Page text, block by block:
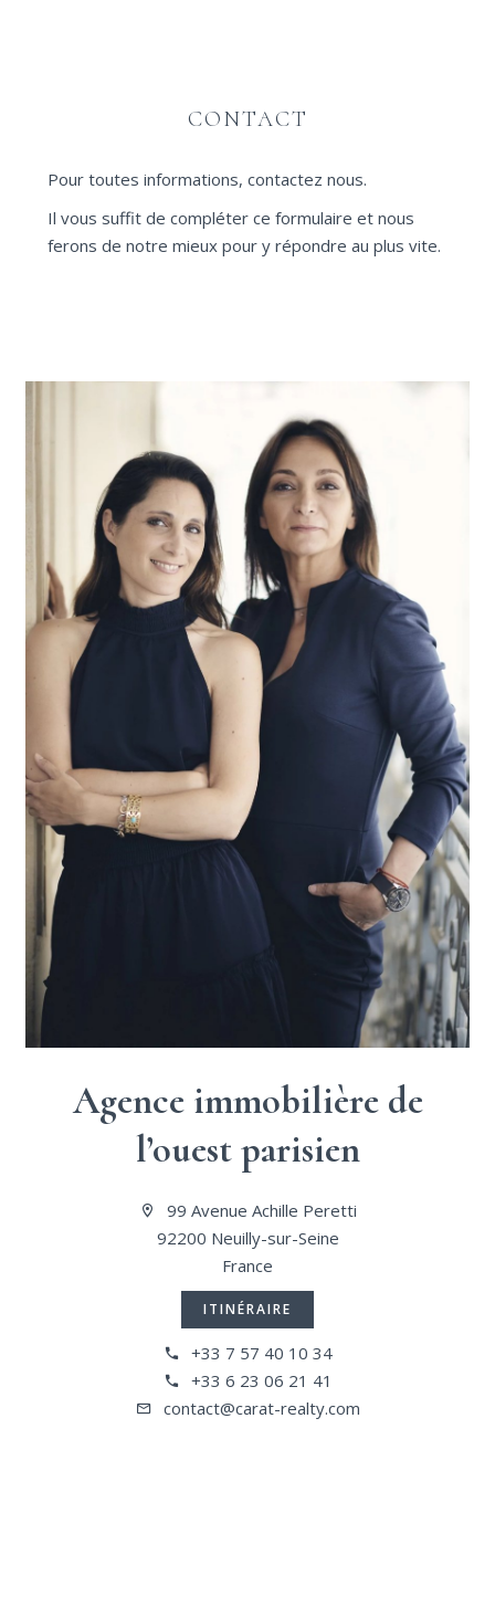
CONTACT
Pour toutes informations, contactez nous.
Il vous suffit de compléter ce formulaire et nous
ferons de notre mieux pour y répondre au plus vite.
Agence immobilière de
l’ouest parisien
99 Avenue Achille Peretti
92200 Neuilly-sur-Seine
France
ITINÉRAIRE
+33 7 57 40 10 34
+33 6 23 06 21 41
contact@carat-realty.com